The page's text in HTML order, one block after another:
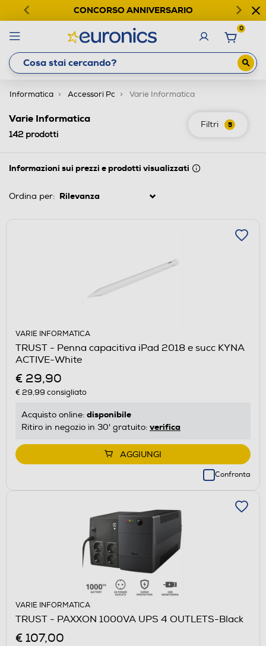
CONCORSO ANNIVERSARIO
0
Informatica Accessori Pc Varie Informatica
Filtri 5
Varie Informatica
142prodotti
Informazioni sui prezzi e prodotti visualizzati
Ordina per:
VARIE INFORMATICA
TRUST - Penna capacitiva iPad 2018 e succ KYNA
ACTIVE-White
€ 29,90
€ 29,99 consigliato
Acquisto online: disponibile
Ritiro in negozio in 30' gratuito: verifica
AGGIUNGI
Confronta
VARIE INFORMATICA
TRUST - PAXXON 1000VA UPS 4 OUTLETS-Black
€ 107,00